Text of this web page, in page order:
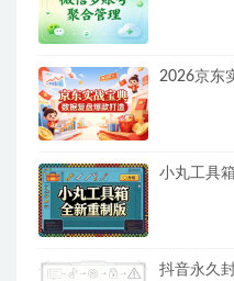
2026京东
小丸工具
抖音永久